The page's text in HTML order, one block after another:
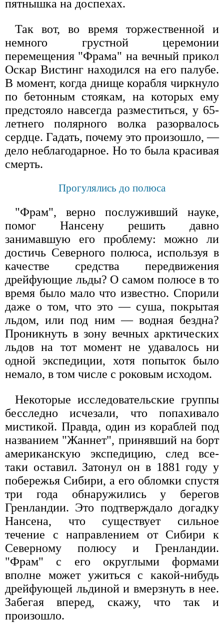
пятнышка на доспехах.
Так вот, во время торжественной и
немного грустной церемонии
перемещения "Фрама" на вечный прикол
Оскар Вистинг находился на его палубе.
В момент, когда днище корабля чиркнуло
по бетонным стоякам, на которых ему
предстояло навсегда разместиться, у 65-
летнего полярного волка разорвалось
сердце. Гадать, почему это произошло, —
дело неблагодарное. Но то была красивая
смерть.
Прогулялись до полюса
"Фрам", верно послуживший науке,
помог Нансену решить давно
занимавшую его проблему: можно ли
достичь Северного полюса, используя в
качестве средства передвижения
дрейфующие льды? О самом полюсе в то
время было мало что известно. Спорили
даже о том, что это — суша, покрытая
льдом, или под ним — водная бездна?
Проникнуть в зону вечных арктических
льдов на тот момент не удавалось ни
одной экспедиции, хотя попыток было
немало, в том числе с роковым исходом.
Некоторые исследовательские группы
бесследно исчезали, что попахивало
мистикой. Правда, один из кораблей под
названием "Жаннет", принявший на борт
американскую экспедицию, след все-
таки оставил. Затонул он в 1881 году у
побережья Сибири, а его обломки спустя
три года обнаружились у берегов
Гренландии. Это подтверждало догадку
Нансена, что существует сильное
течение с направлением от Сибири к
Северному полюсу и Гренландии.
"Фрам" с его округлыми формами
вполне может ужиться с какой-нибудь
дрейфующей льдиной и вмерзнуть в нее.
Забегая вперед, скажу, что так и
произошло.